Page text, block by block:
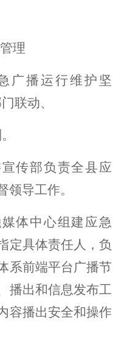
理
广播运行维护坚
联动、
传部负责全县应
领导工作。
体中心组建应急
定具体责任人，负
系前端平台广播节
播出和信息发布工
容播出安全和操作